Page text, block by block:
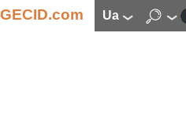
GECID.com ua